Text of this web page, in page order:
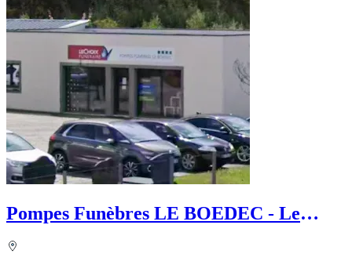
Pompes Funèbres LE BOEDEC - Le